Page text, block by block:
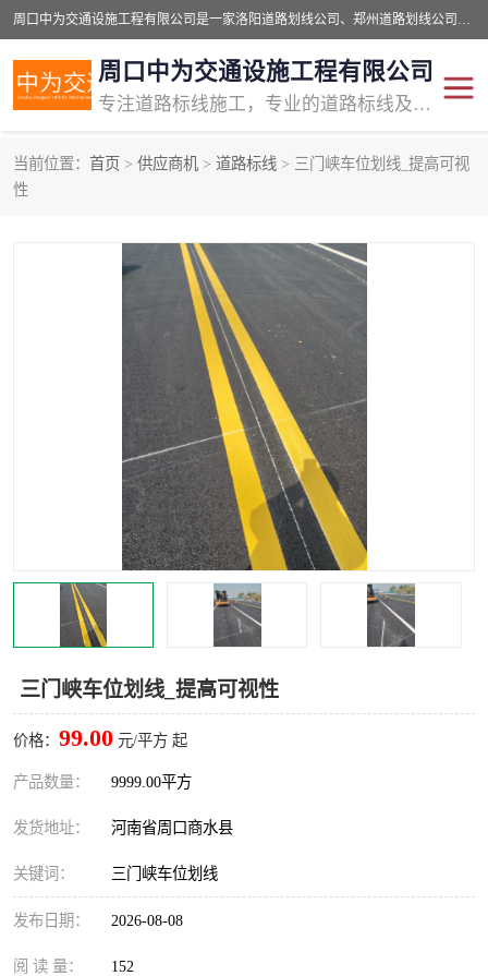
周口中为交通设施工程有限公司是一家洛阳道路划线公司、郑州道路划线公司、平顶山道路车位划线公司、开封车位划线公司、许昌道路车位划线公司、漯河道路车位划线公司，公司始终坚持“诚信、匠心、专注”的宗旨；我们的经营理念是：的服务。
周口中为交通设施工程有限公司
专注道路标线施工，专业的道路标线及交通设施施工服务商!
当前位置： 首页 > 供应商机 > 道路标线 > 三门峡车位划线_提高可视
性
三门峡车位划线_提高可视性
价格： 99.00 元/平方 起
产品数量： 9999.00平方
发货地址： 河南省周口商水县
关键词： 三门峡车位划线
发布日期： 2026-08-08
阅 读 量： 152
道路标线划线 马路标线
道路划线